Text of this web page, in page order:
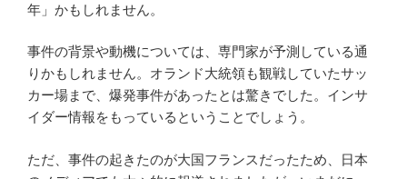
年」かもしれません。
事件の背景や動機については、専門家が予測している通
りかもしれません。オランド大統領も観戦していたサッ
カー場まで、爆発事件があったとは驚きでした。インサ
イダー情報をもっているということでしょう。
ただ、事件の起きたのが大国フランスだったため、日本